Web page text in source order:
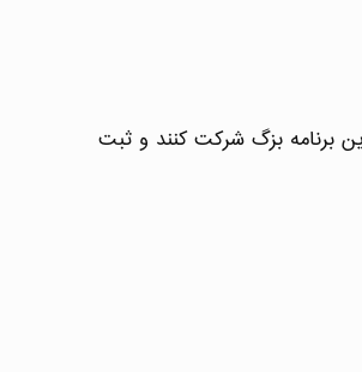
این برنامه بزگ شرکت کنند و ثبت